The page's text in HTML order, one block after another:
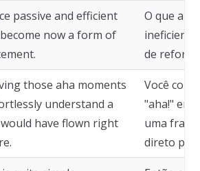
passive and efficient
now a form of
O que
de reforço
those aha moments
understand a
have flown right
Você
"aha!" em
uma frase
direto por